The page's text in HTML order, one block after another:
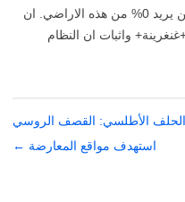
الدبلوماسي الاوروبي نفسه الى “ان بوتين يريد 0% من هذه الاراضي. ان
واثبات ان النظام
الحلف الأطلسي: القصف الروسي
استهدف مواقع المعارضة ←